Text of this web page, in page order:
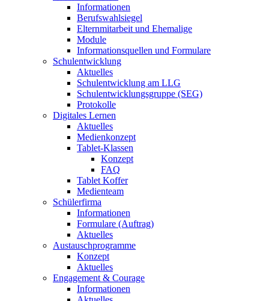
Informationen
Berufswahlsiegel
Elternmitarbeit und Ehemalige
Module
Informationsquellen und Formulare
Schulentwicklung
Aktuelles
Schulentwicklung am LLG
Schulentwicklungsgruppe (SEG)
Protokolle
Digitales Lernen
Aktuelles
Medienkonzept
Tablet-Klassen
Konzept
FAQ
Tablet Koffer
Medienteam
Schülerfirma
Informationen
Formulare (Auftrag)
Aktuelles
Austauschprogramme
Konzept
Aktuelles
Engagement & Courage
Informationen